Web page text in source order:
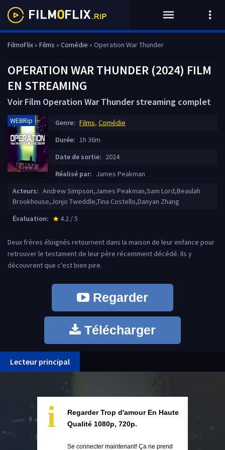
FilmoFlix» Films » Comédie » Operation War Thunder
OPERATION WAR THUNDER (2024) FILM
EN STREAMING
Voir Film Operation War Thunder streaming complet
WEBRip Genre: Films, Comédie
Durée: 1h 36m
Date de sortie: 2024
Réalisé par: James Peakman
Acteurs: Andrew Simpson,James Peakman,Sam Lord,Beaulah
Brookhouse,Jonjo Tweddle,Tina Costello,Danyan Zhang
Évaluation:
star_rate
4.2 / 5
Deux frères éloignés retournent dans la maison de leur enfance pour
retrouver le testament de leur père récemment décédé. Ils y
découvrent que c'est bien pire.
Regarder
Télécharger
Lecteur principal
i
Regarder Trop d'amour En Haute
Qualité 1080p, 720p.
Se connecter maintenant! Ça ne prend